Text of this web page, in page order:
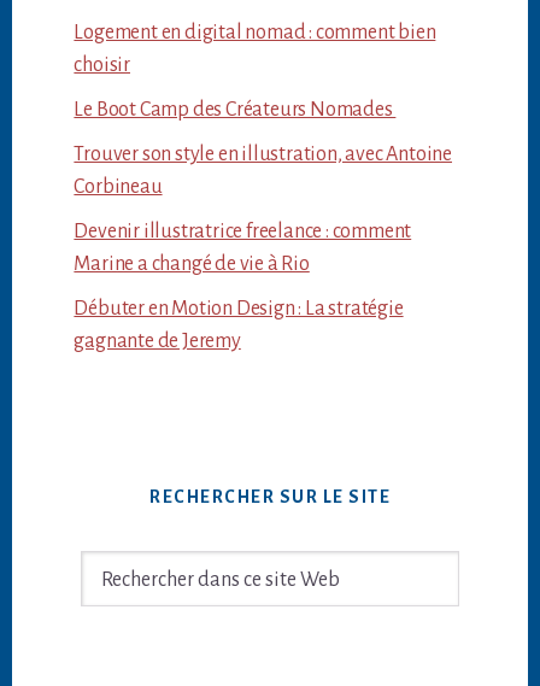
Logement en digital nomad : comment bien
choisir
Le Boot Camp des Créateurs Nomades
Trouver son style en illustration, avec Antoine
Corbineau
Devenir illustratrice freelance : comment
Marine a changé de vie à Rio
Débuter en Motion Design : La stratégie
gagnante de Jeremy
RECHERCHER SUR LE SITE
Rechercher